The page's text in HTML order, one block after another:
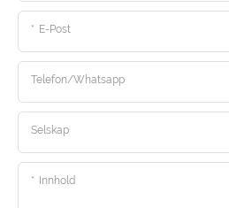
E-Post
Telefon/whatsapp
Selskap
Innhold